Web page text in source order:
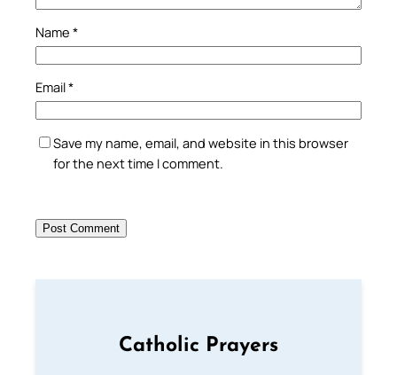
Name *
Email*
Save my name, email, and website in this browser
for the next time I comment.
Catholic Prayers